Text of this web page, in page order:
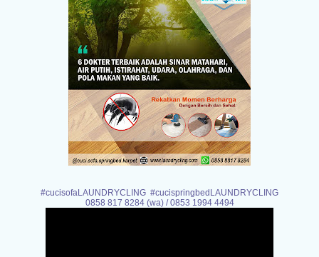
#cucisofaLAUNDRYCLING #cucispringbedLAUNDRYCLING
0858 817 8284 (wa) / 0853 1994 4494